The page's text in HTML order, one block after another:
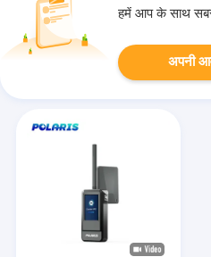
हमें आप के साथ
अपनी